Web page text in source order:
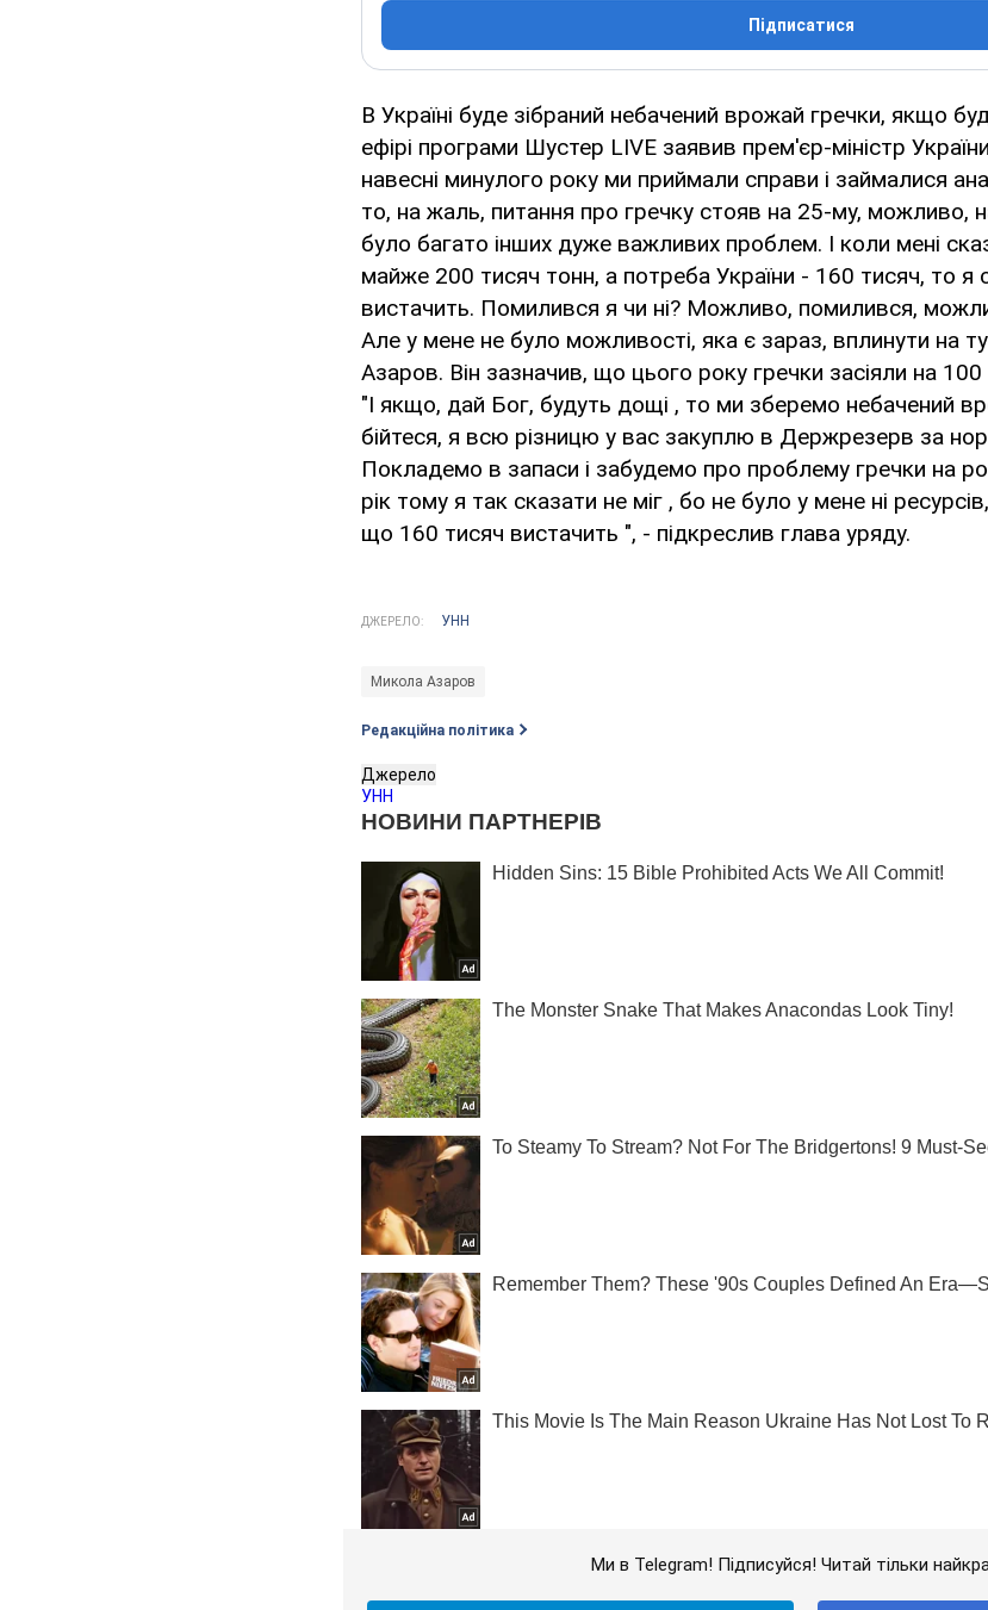
Підписатися
В Україні буде зібраний небачений врожай гречки, якщо
ефірі програми Шустер LIVE заявив прем'єр-міністр
навесні минулого року ми приймали справи і займалися
то, на жаль, питання про гречку стояв на 25-му, можливо,
було багато інших дуже важливих проблем. І коли мені
майже 200 тисяч тонн, а потреба України - 160 тисяч, то я
вистачить. Помилився я чи ні? Можливо, помилився,
Але у мене не було можливості, яка є зараз, вплинути на
Азаров. Він зазначив, що цього року гречки засіяли на 100
"І якщо, дай Бог, будуть дощі , то ми зберемо небачений
бійтеся, я всю різницю у вас закуплю в Держрезерв за
Покладемо в запаси і забудемо про проблему гречки на
рік тому я так сказати не міг , бо не було у мене ні
що 160 тисяч вистачить ", - підкреслив глава уряду.
ДЖЕРЕЛО: УНН
Микола Азаров
Редакційна політика
Джерело
УНН
Ми в Telegram! Підписуйся! Читай тільки